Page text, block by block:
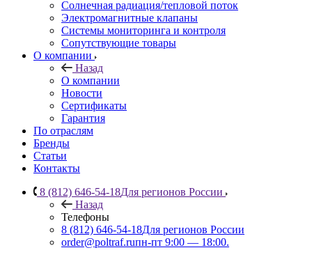
Солнечная радиация/тепловой поток
Электромагнитные клапаны
Системы мониторинга и контроля
Сопутствующие товары
О компании
Назад
О компании
Новости
Сертификаты
Гарантия
По отраслям
Бренды
Статьи
Контакты
8 (812) 646-54-18Для регионов России
Назад
Телефоны
8 (812) 646-54-18Для регионов России
order@poltraf.ruпн-пт 9:00 — 18:00.